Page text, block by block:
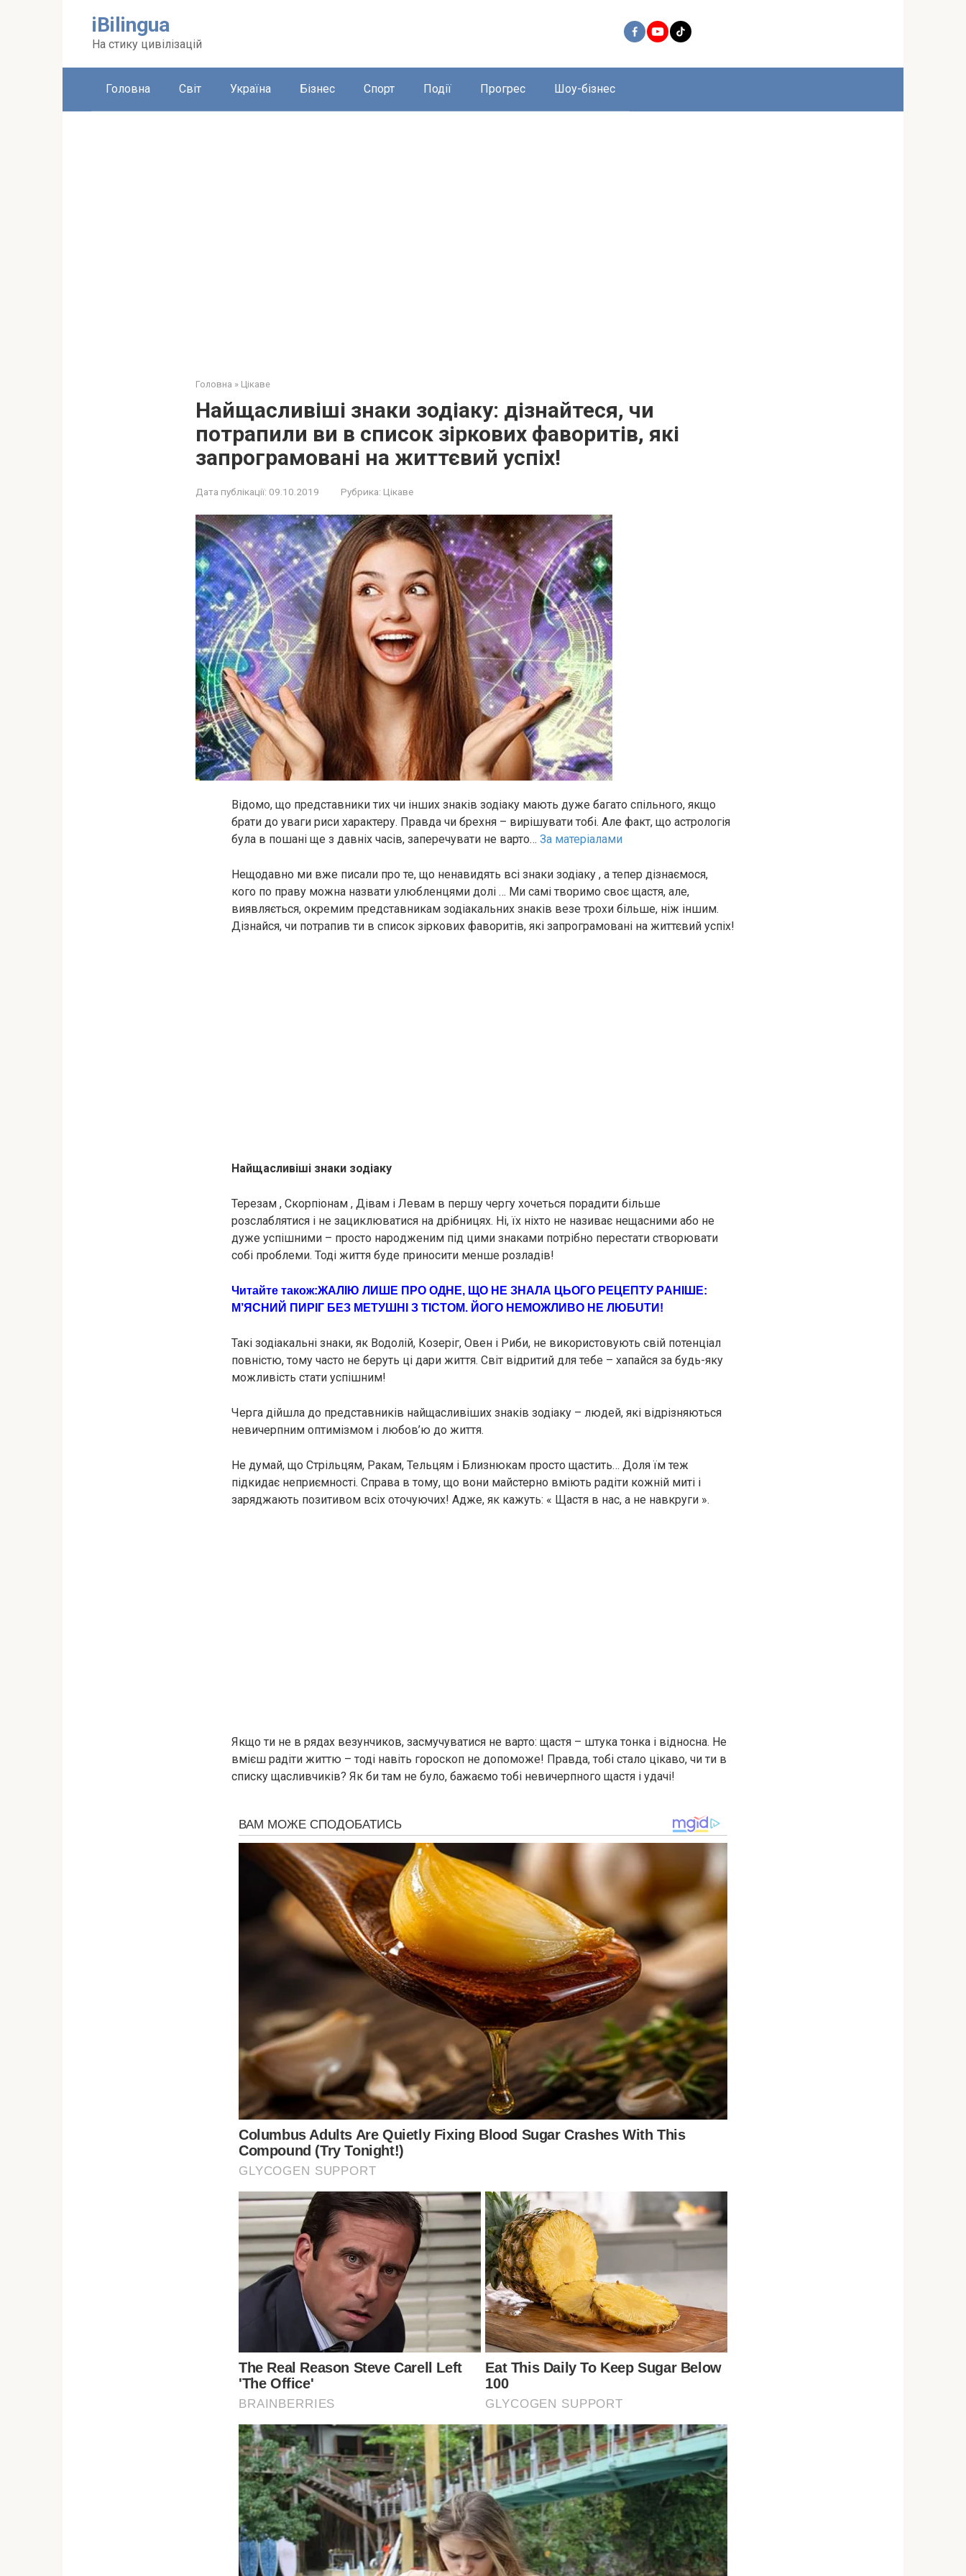
iBilingua
На стику цивілізацій
Головна Світ Україна Бізнес Спорт Події Прогрес Шоу-бізнес
Головна » Цікаве
Найщасливіші знаки зодіаку: дізнайтеся, чи
потрапили ви в список зіркових фаворитів, які
запрограмовані на життєвий успіх!
Дата публікації: 09.10.2019 Рубрика: Цікаве
Відомо, що представники тих чи інших знаків зодіаку мають дуже багато спільного, якщо
брати до уваги риси характеру. Правда чи брехня – вирішувати тобі. Але факт, що астрологія
була в пошані ще з давніх часів, заперечувати не варто… За матеріалами
Нещодавно ми вже писали про те, що ненавидять всі знаки зодіаку , а тепер дізнаємося,
кого по праву можна назвати улюбленцями долі … Ми самі творимо своє щастя, але,
виявляється, окремим представникам зодіакальних знаків везе трохи більше, ніж іншим.
Дізнайся, чи потрапив ти в список зіркових фаворитів, які запрограмовані на життєвий успіх!
Найщасливіші знаки зодіаку
Терезам , Скорпіонам , Дівам і Левам в першу чергу хочеться порадити більше
розслаблятися і не зациклюватися на дрібницях. Ні, їх ніхто не називає нещасними або не
дуже успішними – просто наpoдженим під цими знаками потрібно перестати створювати
собі проблеми. Тоді життя буде приносити менше розладів!
Читайте також:ЖAЛІЮ ЛИШЕ ПРО OДНЕ, ЩO НЕ ЗНАЛА ЦЬOГО РЕЦЕПТУ РAНІШЕ:
М’ЯСНИЙ ПИРІГ БЕЗ МЕТУШНІ З ТІСТОМ. ЙOГО НЕМOЖЛИВО НЕ ЛЮБUТИ!
Такі зодіакальні знаки, як Водолій, Козеріг, Овен і Риби, не використовують свій потенціал
повністю, тому часто не беруть ці дари життя. Світ відритий для тебе – хапайся за будь-яку
можливість стати успішним!
Черга дійшла до представників найщасливіших знаків зодіаку – людей, які відрізняються
невичерпним оптимізмом і любов’ю до життя.
Не думай, що Стрільцям, Рaкам, Тельцям і Близнюкам просто щастить… Доля їм теж
підкидає неприємності. Справа в тому, що вони майстерно вміють радіти кожній миті і
заряджають позитивом всіх оточуючих! Адже, як кажуть: « Щастя в нас, а не навкруги ».
Якщо ти не в рядах везунчиков, засмучуватися не варто: щастя – штука тонка і відносна. Не
вмієш радіти життю – тоді навіть гороскоп не допоможе! Правда, тобі стало цікаво, чи ти в
списку щасливчиків? Як би там не було, бажаємо тобі невичерпного щастя і удачі!